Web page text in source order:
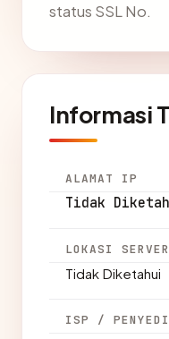
status SSL No.
Informasi
ALAMAT IP
Tidak
LOKASI SERVER
Tidak Diketahui
ISP /